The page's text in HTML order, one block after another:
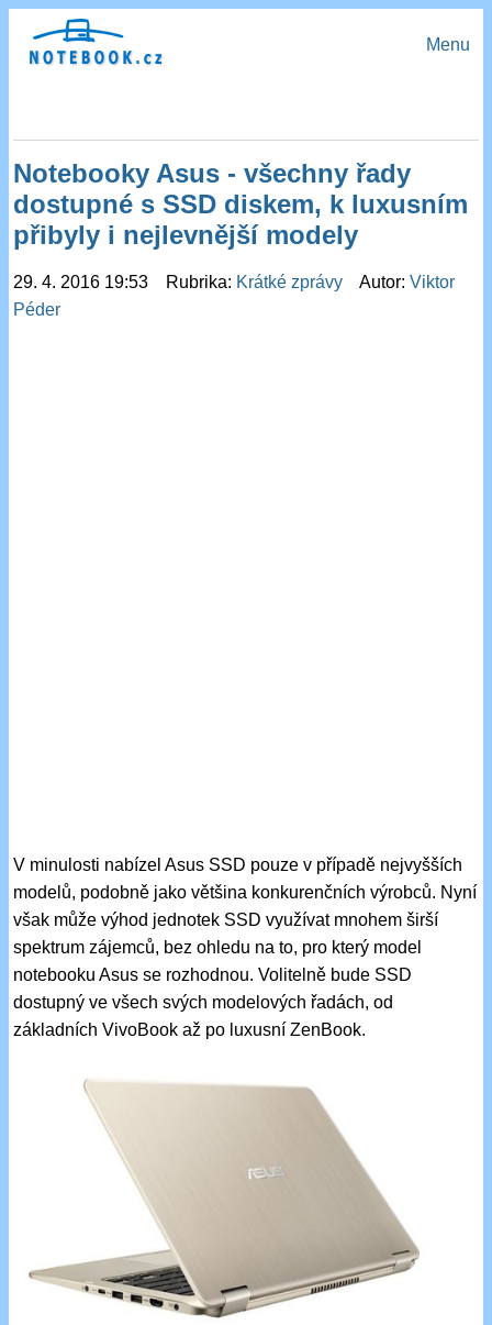
Menu
Notebooky Asus - všechny řady
dostupné s SSD diskem, k luxusním
přibyly i nejlevnější modely
29. 4. 2016 19:53 Rubrika: Krátké zprávy Autor:Viktor
Péder
V minulosti nabízel Asus SSD pouze v případě nejvyšších
modelů, podobně jako většina konkurenčních výrobců. Nyní
však může výhod jednotek SSD využívat mnohem širší
spektrum zájemců, bez ohledu na to, pro který model
notebooku Asus se rozhodnou. Volitelně bude SSD
dostupný ve všech svých modelových řadách, od
základních VivoBook až po luxusní ZenBook.